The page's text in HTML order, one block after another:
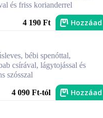
és friss korianderrel
4 190 Ft Hozzáad
bébi spenóttal,
csírával, lágytojással és
szósszal
4 090 Ft-tól Hozzáad